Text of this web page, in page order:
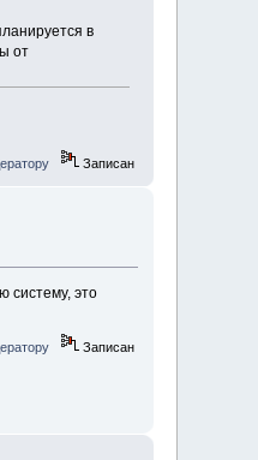
в
от
Записан
систему, это
Записан